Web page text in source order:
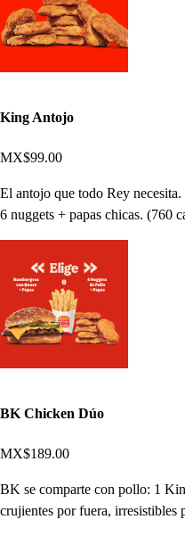
King Antojo
MX$99.00
El antojo que todo Rey
6 nuggets + papas chicas. (760
BK Chicken Dúo
MX$189.00
BK se comparte con pollo: 1
crujientes por fuera, irresistibles